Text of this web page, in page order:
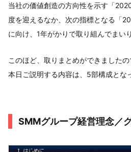
当社の価値創造の方向性を示す「
度を迎えるなか、次の指標となる「
に向け、1年がかりで取り組んでまい
このほど、取りまとめができましたの
本日ご説明する内容は、5部構成とな
SMMグループ経営理念／